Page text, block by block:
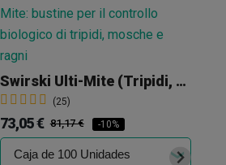
Swirski Ulti-Mite (tripidi, Mosca Bianca E Ragnetto Rosso)
(25)
73,05 € 81,17 € -10%